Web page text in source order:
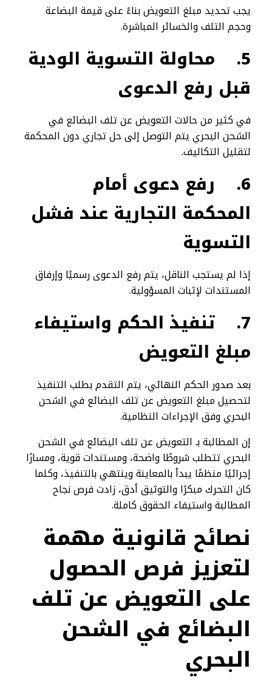
يجب تحديد مبلغ التعويض بناءً على قيمة البضاعة
وحجم التلف والخسائر المباشرة.
5.
محاولة التسوية الودية
قبل رفع الدعوى
في كثير من حالات التعويض عن تلف البضائع في
الشحن البحري يتم التوصل إلى حل تجاري دون المحكمة
لتقليل التكاليف.
6.
رفع دعوى أمام
المحكمة التجارية عند فشل
التسوية
إذا لم يستجب الناقل، يتم رفع الدعوى رسميًا وإرفاق
المستندات لإثبات المسؤولية.
7.
تنفيذ الحكم واستيفاء
مبلغ التعويض
بعد صدور الحكم النهائي، يتم التقدم بطلب التنفيذ
لتحصيل مبلغ التعويض عن تلف البضائع في الشحن
البحري وفق الإجراءات النظامية.
إن المطالبة بـ التعويض عن تلف البضائع في الشحن
البحري تتطلب شروطًا واضحة، ومستندات قوية، ومسارًا
إجرائيًا منظمًا يبدأ بالمعاينة وينتهي بالتنفيذ، وكلما
كان التحرك مبكرًا والتوثيق أدق، زادت فرص نجاح
المطالبة واستيفاء الحقوق كاملة.
نصائح قانونية مهمة
لتعزيز فرص الحصول
على التعويض عن تلف
البضائع في الشحن
البحري